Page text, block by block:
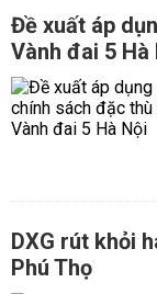
Đề xuất áp
Vành đai 5 Hà
DXG rút khỏi
Phú Thọ